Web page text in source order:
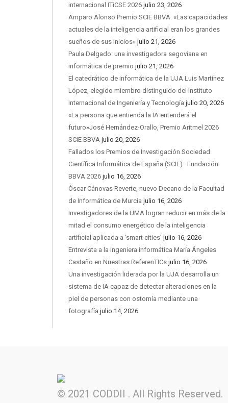
internacional ITiCSE 2026 julio 23, 2026
Amparo Alonso Premio SCIE BBVA: «Las capacidades
actuales de la inteligencia artificial eran los grandes
sueños de sus inicios» julio 21, 2026
Paula Delgado: una investigadora segoviana en
informática de premio julio 21, 2026
El catedrático de informática de la UJA Luis Martínez
López, elegido miembro distinguido del Instituto
Internacional de Ingeniería y Tecnología julio 20, 2026
«La persona que entienda la IA entenderá el
futuro»José Hernández-Orallo, Premio Aritmel 2026
SCIE BBVA julio 20, 2026
Fallados los Premios de Investigación Sociedad
Científica Informática de España (SCIE)–Fundación
BBVA 2026 julio 16, 2026
Óscar Cánovas Reverte, nuevo Decano de la Facultad
de Informática de Murcia julio 16, 2026
Investigadores de la UMA logran reducir en más de la
mitad el consumo energético de la inteligencia
artificial aplicada a ‘smart cities’ julio 16, 2026
Entrevista a la ingeniera informática María Ángeles
Castaño en Nuestras ReferenTICs julio 16, 2026
Una investigación liderada por la UJA desarrolla un
sistema de IA capaz de detectar alteraciones en la
piel de personas con ostomía mediante una
fotografía julio 14, 2026
© 2021 CODDII . All Rights Reserved.